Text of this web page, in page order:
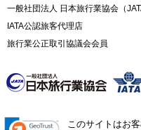
一般社団法人 日本旅行業協会（
IATA公認旅客代理店
旅行業公正取引協議会会員
このサイトはお